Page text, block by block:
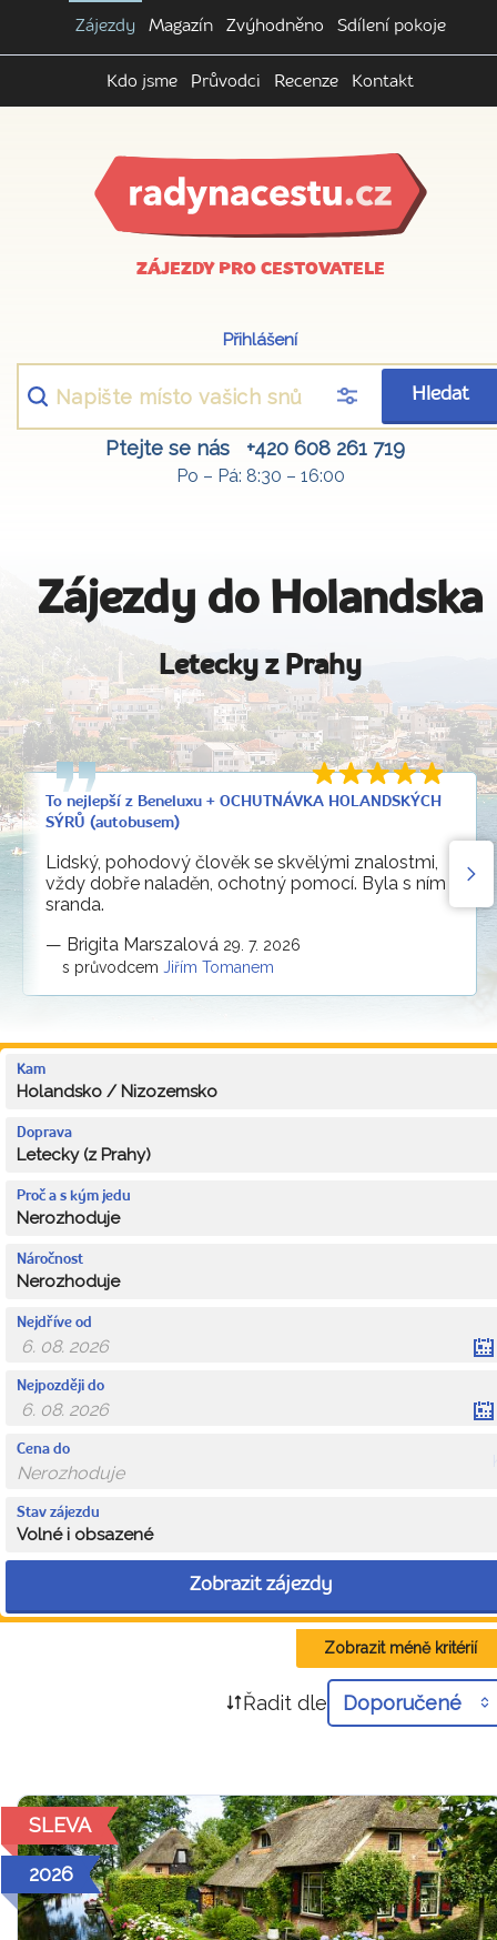
Zájezdy Magazín Zvýhodněno Sdílení pokoje
Kdo jsme Průvodci Recenze Kontakt
ZÁJEZDY PRO CESTOVATELE
Přihlášení
Hledat
Ptejte se nás +420 608 261 719
Po – Pá: 8:30 – 16:00
Zájezdy do Holandska
Letecky z Prahy
To nejlepší z Beneluxu + OCHUTNÁVKA HOLANDSKÝCH
SÝRŮ (autobusem)
Lidský, pohodový člověk se skvělými znalostmi,
vždy dobře naladěn, ochotný pomocí. Byla s ním
sranda.
— Brigita Marszalová 29. 7. 2026
s průvodcem Jiřím Tomanem
Kam
Holandsko / Nizozemsko
Doprava
Letecky (z Prahy)
Proč a s kým jedu
Nerozhoduje
Náročnost
Nerozhoduje
Nejdříve od
Nejpozději do
Cena do
Stav zájezdu
Volné i obsazené
Zobrazit zájezdy
Zobrazit méně kritérií
Řadit dle Doporučené
SLEVA
2026